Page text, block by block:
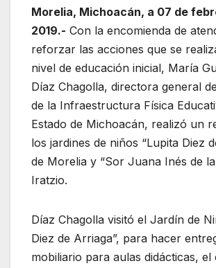
Morelia, Michoacán, a 07 de
2019.- Con la encomienda de
reforzar las acciones que se
nivel de educación inicial, María
Díaz Chagolla, directora general
de la Infraestructura Física
Estado de Michoacán, realizó un
los jardines de niños “Lupita Diez
de Morelia y “Sor Juana Inés de
Iratzio.
Díaz Chagolla visitó el Jardín de
Diez de Arriaga”, para hacer
mobiliario para aulas didácticas, el